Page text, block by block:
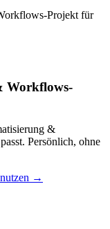
Projekt für
Workflows-
&
Persönlich, ohne
→